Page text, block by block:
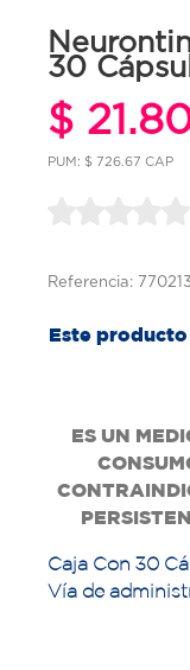
30
$
PUM: $ 726.67 CAP
Referencia:
Este
ES UN
Caja Con 30
Vía de